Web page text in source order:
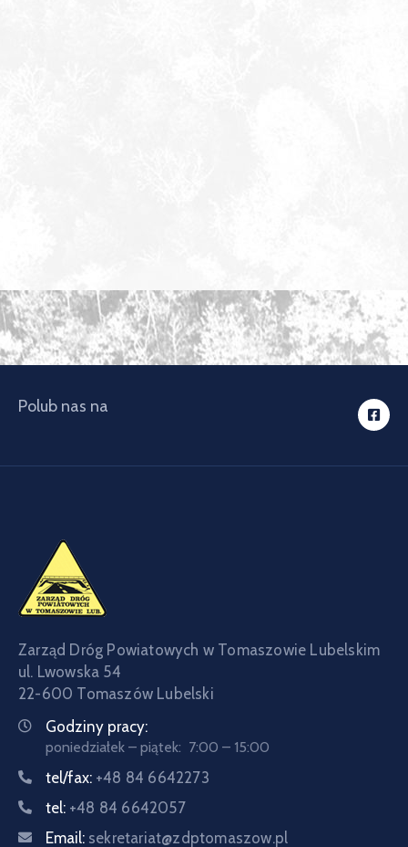
Polub nas na
Zarząd Dróg Powiatowych w Tomaszowie Lubelskim
ul. Lwowska 54
22-600 Tomaszów Lubelski
Godziny pracy:
poniedziałek – piątek: 7:00 – 15:00
tel/fax: +48 84 6642273
tel: +48 84 6642057
Email: sekretariat@zdptomaszow.pl